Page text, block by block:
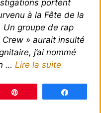
portent
à la Fête de la
Un groupe de rap
» aurait insulté
j’ai nommé
… Lire la suite